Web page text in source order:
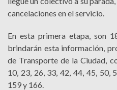
cancelaciones en el servicio.
En esta primera etapa, son
brindarán esta información,
de Transporte de la Ciudad,
10, 23, 26, 33, 42, 44, 45, 50,
159 y 166.